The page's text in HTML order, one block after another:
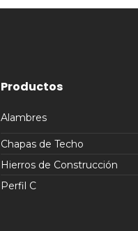
Productos
Alambres
Chapas de Techo
Hierros de Construcción
Perfil C